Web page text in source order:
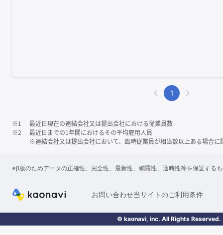
1
※1
最近日現在の連結会社又は提出会社における従業員数
※2
最近日までの1年間におけるその平均雇用人員
※連結会社又は提出会社において、臨時従業員が相当数以上ある場合に
※β版のためデータの正確性、完全性、最新性、網羅性、適時性等を保証する
お問い合わせ当サイトのご利用条件
© kaonavi, inc. All Rights Reserved.